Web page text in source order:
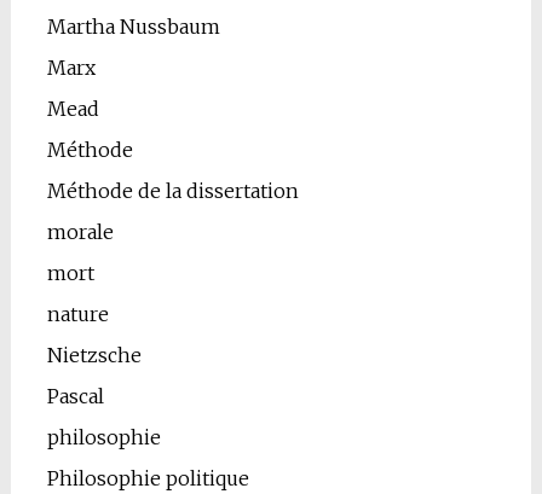
Martha Nussbaum
Marx
Mead
Méthode
Méthode de la dissertation
morale
mort
nature
Nietzsche
Pascal
philosophie
Philosophie politique